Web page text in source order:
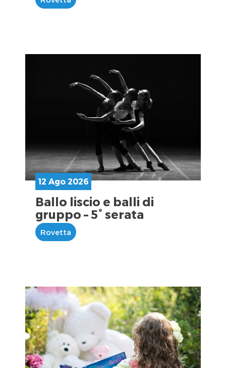
12 Ago 2026
Ballo liscio e balli di
gruppo – 5° serata
Rovetta